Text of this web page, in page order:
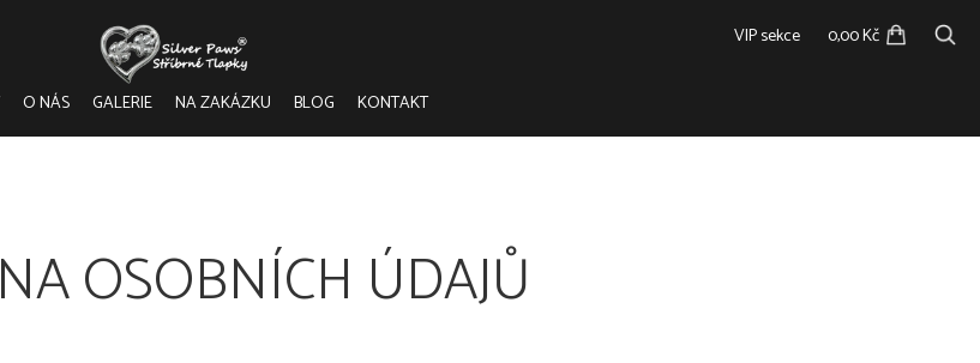
VIP sekce 0,00 Kč
O NÁS GALERIE NA ZAKÁZKU BLOG KONTAKT
OSOBNÍCH ÚDAJŮ